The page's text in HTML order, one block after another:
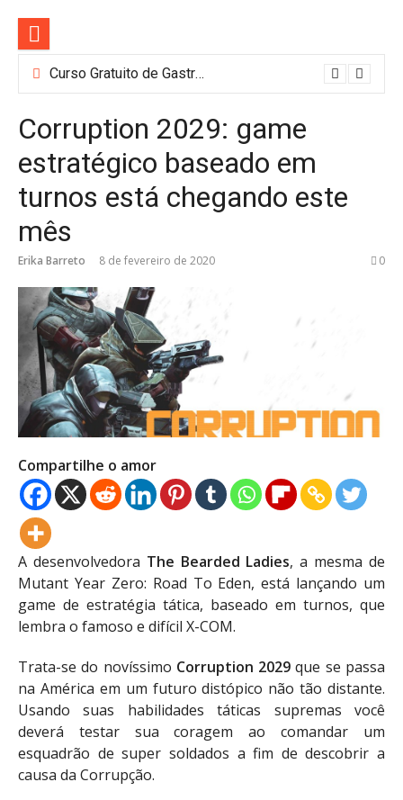
conteúdo
Curso Gratuito de Gastronomia e Barismo em SP: Nestlé Abre 100 Vagas
Corruption 2029: game
estratégico baseado em
turnos está chegando este
mês
Erika Barreto 8 de fevereiro de 2020 0
Compartilhe o amor
A desenvolvedora The Bearded Ladies, a mesma de
Mutant Year Zero: Road To Eden, está lançando um
game de estratégia tática, baseado em turnos, que
lembra o famoso e difícil X-COM.
Trata-se do novíssimo Corruption 2029 que se passa
na América em um futuro distópico não tão distante.
Usando suas habilidades táticas supremas você
deverá testar sua coragem ao comandar um
esquadrão de super soldados a fim de descobrir a
causa da Corrupção.